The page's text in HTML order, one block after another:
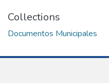
Collections
Documentos Municipales